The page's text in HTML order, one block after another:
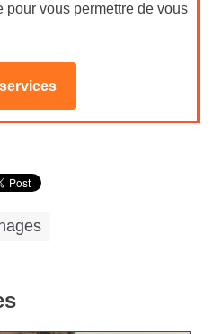
pour vous permettre de vous